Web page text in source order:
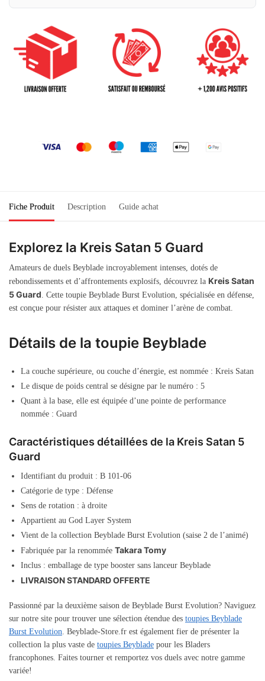
Fiche Produit Description Guide achat
Explorez la Kreis Satan 5 Guard
Amateurs de duels Beyblade incroyablement intenses, dotés de
rebondissements et d’affrontements explosifs, découvrez la Kreis Satan
5 Guard. Cette toupie Beyblade Burst Evolution, spécialisée en défense,
est conçue pour résister aux attaques et dominer l’arène de combat.
Détails de la toupie Beyblade
La couche supérieure, ou couche d’énergie, est nommée : Kreis Satan
Le disque de poids central se désigne par le numéro : 5
Quant à la base, elle est équipée d’une pointe de performance
nommée : Guard
Caractéristiques détaillées de la Kreis Satan 5
Guard
Identifiant du produit : B 101-06
Catégorie de type : Défense
Sens de rotation : à droite
Appartient au God Layer System
Vient de la collection Beyblade Burst Evolution (saise 2 de l’animé)
Fabriquée par la renommée Takara Tomy
Inclus : emballage de type booster sans lanceur Beyblade
LIVRAISON STANDARD OFFERTE
Passionné par la deuxième saison de Beyblade Burst Evolution? Naviguez
sur notre site pour trouver une sélection étendue des toupies Beyblade
Burst Evolution. Beyblade-Store.fr est également fier de présenter la
collection la plus vaste de toupies Beyblade pour les Bladers
francophones. Faites tourner et remportez vos duels avec notre gamme
variée!